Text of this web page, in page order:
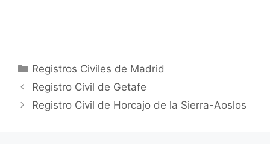
Categorías
Registros Civiles de Madrid
Registro Civil de Getafe
Registro Civil de Horcajo de la Sierra-Aoslos